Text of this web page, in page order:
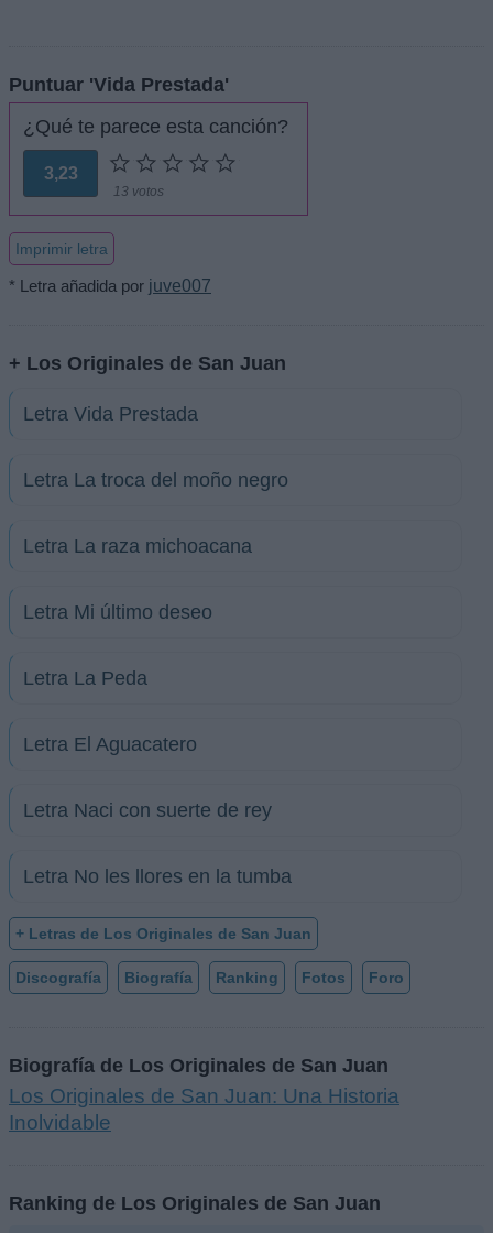
Puntuar 'Vida Prestada'
¿Qué te parece esta canción?
3,23
13 votos
Imprimir letra
* Letra añadida por juve007
+ Los Originales de San Juan
Letra Vida Prestada
Letra La troca del moño negro
Letra La raza michoacana
Letra Mi último deseo
Letra La Peda
Letra El Aguacatero
Letra Naci con suerte de rey
Letra No les llores en la tumba
+ Letras de Los Originales de San Juan
Discografía Biografía Ranking Fotos Foro
Biografía de Los Originales de San Juan
Los Originales de San Juan: Una Historia
Inolvidable
Ranking de Los Originales de San Juan